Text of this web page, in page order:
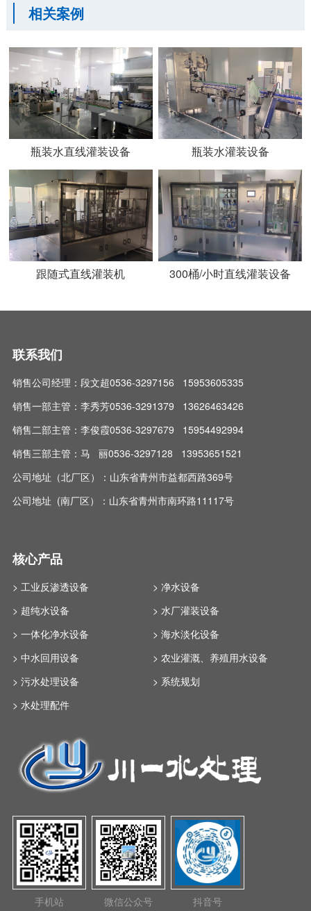
相关案例
瓶装水直线灌装设备 瓶装水灌装设备
跟随式直线灌装机 300桶/小时直线灌装设备
联系我们
销售公司经理：段文超0536-3297156 15953605335
销售一部主管：李秀芳0536-3291379 13626463426
销售二部主管：李俊霞0536-3297679 15954492994
销售三部主管：马 丽0536-3297128 13953651521
公司地址（北厂区）：山东省青州市益都西路369号
公司地址 (南厂区）：山东省青州市南环路11117号
核心产品
> 工业反渗透设备
> 净水设备
> 超纯水设备
> 水厂灌装设备
> 一体化净水设备
> 海水淡化设备
> 中水回用设备
> 农业灌溉、养殖用水设备
> 污水处理设备
> 系统规划
> 水处理配件
手机站 微信公众号 抖音号